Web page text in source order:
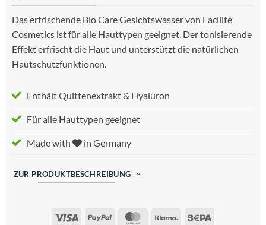
Das erfrischende Bio Care Gesichtswasser von Facilité
Cosmetics ist für alle Hauttypen geeignet. Der tonisierende
Effekt erfrischt die Haut und unterstützt die natürlichen
Hautschutzfunktionen.
Enthält Quittenextrakt & Hyaluron
Für alle Hauttypen geeignet
Made with in Germany
ZUR PRODUKTBESCHREIBUNG
Visa PayPal MasterCardKlarna